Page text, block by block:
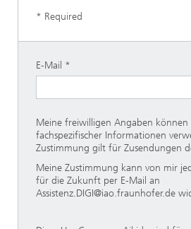
* Required
E-Mail
Meine freiwilligen Angaben
fachspezifischer Informationen
Zustimmung gilt für Zusendungen
Meine Zustimmung kann von mir
für die Zukunft per E-Mail an
Assistenz.DIGI@iao.fraunhofer.de